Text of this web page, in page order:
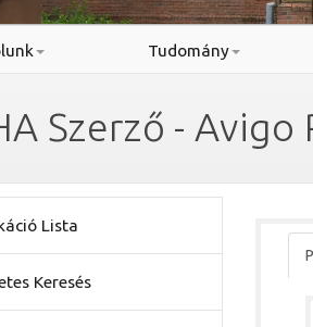
Tudomány
Szerző - Avigo
Lista
Keresés